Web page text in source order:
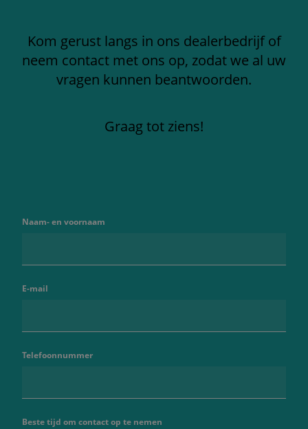
Kom gerust langs in ons dealerbedrijf of
neem contact met ons op, zodat we al uw
vragen kunnen beantwoorden.
Graag tot ziens!
Naam- en voornaam
E-mail
Telefoonnummer
Beste tijd om contact op te nemen